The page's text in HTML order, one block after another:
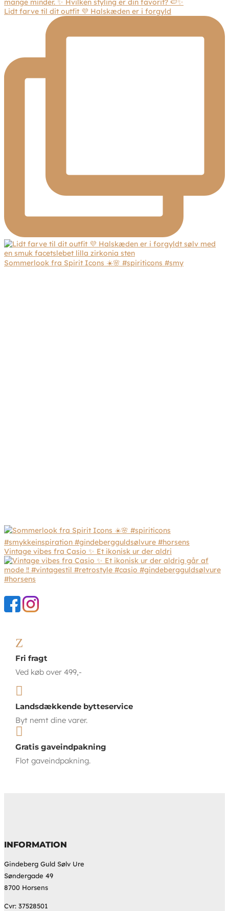
Lidt farve til dit outfit 💜 Halskæden er i forgyld
Sommerlook fra Spirit Icons ☀️🌸 #spiriticons #smy
Vintage vibes fra Casio ✨ Et ikonisk ur der aldri
Z
Fri fragt
Ved køb over 499,-

Landsdækkende bytteservice
Byt nemt dine varer.

Gratis gaveindpakning
Flot gaveindpakning.
INFORMATION
Gindeberg Guld Sølv Ure
Søndergade 49
8700 Horsens
Cvr: 37528501